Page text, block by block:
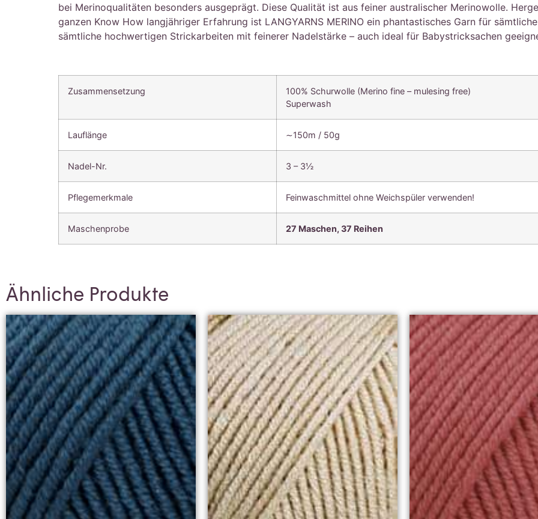
bei Merinoqualitäten besonders ausgeprägt. Diese Qualität ist aus feiner australischer Merinowolle.
ganzen Know How langjähriger Erfahrung ist LANGYARNS MERINO ein phantastisches Garn für
sämtliche hochwertigen Strickarbeiten mit feinerer Nadelstärke – auch ideal für Babystricksachen
Zusammensetzung
100% Schurwolle (Merino fine – mulesing free)
Superwash
Lauflänge ∼150m / 50g
Nadel-Nr. 3 – 3½
Pflegemerkmale Feinwaschmittel ohne Weichspüler verwenden!
Maschenprobe 27 Maschen, 37 Reihen
Ähnliche Produkte